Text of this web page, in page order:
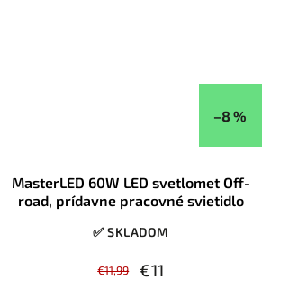
–8 %
MasterLED 60W LED svetlomet Off-
road, prídavne pracovné svietidlo
✅ SKLADOM
€11,99 €11